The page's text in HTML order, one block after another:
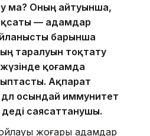
ма? Оның айтуынша,
— адамдар
барынша
таралуын тоқтату
қоғамда
Ақпарат
дәл осындай иммунитет
саясаттанушы.
жоғары адамдар